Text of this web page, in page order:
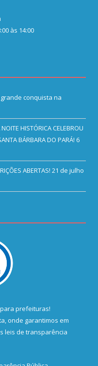
às 14:00
conquista na
HISTÓRICA CELEBROU
BÁRBARA DO PARÁ! 6
ABERTAS! 21 de julho
prefeituras!
onde garantimos em
leis de transparência